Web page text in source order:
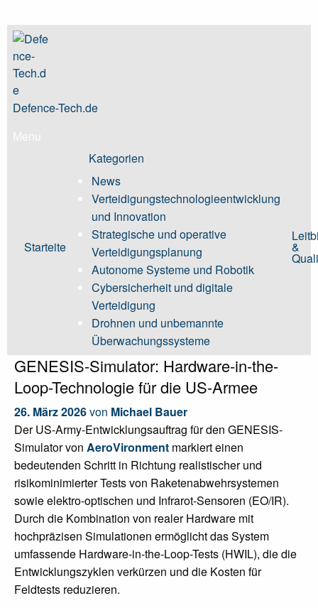
Skip
content
Defence-Tech.de
Menu
Starteite
Kategorien
News
Verteidigungstechnologieentwicklung
und Innovation
Strategische und operative
Verteidigungsplanung
Autonome Systeme und Robotik
Cybersicherheit und digitale
Verteidigung
Drohnen und unbemannte
Überwachungssysteme
&
GENESIS-Simulator: Hardware-in-the-
Loop-Technologie für die US-Armee
26. März 2026von Michael Bauer
Der US-Army-Entwicklungsauftrag für den GENESIS-
Simulator von AeroVironment markiert einen
bedeutenden Schritt in Richtung realistischer und
risikominimierter Tests von Raketenabwehrsystemen
sowie elektro-optischen und Infrarot-Sensoren (EO/IR).
Durch die Kombination von realer Hardware mit
hochpräzisen Simulationen ermöglicht das System
umfassende Hardware-in-the-Loop-Tests (HWIL), die die
Entwicklungszyklen verkürzen und die Kosten für
Feldtests reduzieren.